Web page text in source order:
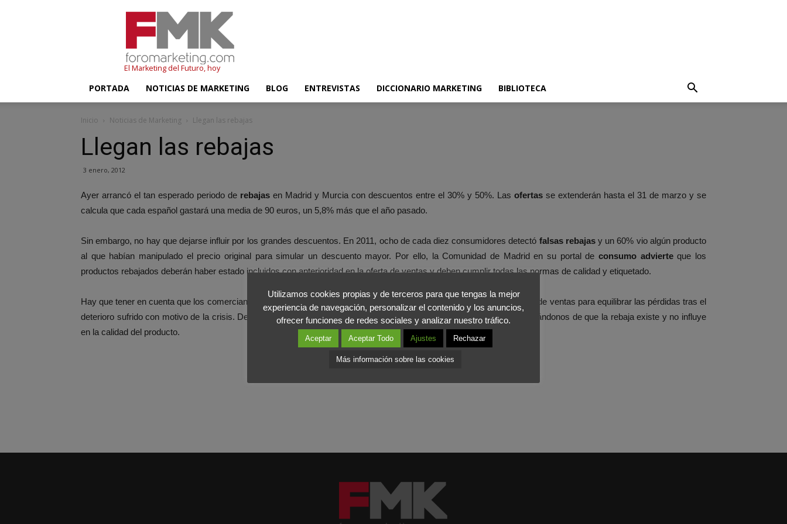
El Marketing del Futuro, hoy
PORTADA NOTICIAS DE MARKETING BLOG ENTREVISTAS DICCIONARIO MARKETING BIBLIOTECA
Inicio Noticias de Marketing Llegan las rebajas
Llegan las rebajas
3 enero, 2012
Ayer arrancó el tan esperado periodo de rebajas en Madrid y Murcia con descuentos entre el 30% y 50%. Las ofertas se extenderán hasta el 31 de marzo y se
calcula que cada español gastará una media de 90 euros, un 5,8% más que el año pasado.
Sin embargo, no hay que dejarse influir por los grandes descuentos. En 2011, ocho de cada diez consumidores detectó falsas rebajasy un 60% vio algún producto
al que habían manipulado el precio original para simular un descuento mayor. Por ello, la Comunidad de Madrid en su portal de consumo advierteque los
productos rebajados deberán haber estado incluidos con anterioridad en la oferta de ventas y deben cumplir todas las normas de calidad y etiquetado.
Hay que tener en cuenta que los comerciantes intentarán, a través de este periodo de rebajas, incrementar su volumen de ventas para equilibrar las pérdidas tras el
deterioro sufrido con motivo de la crisis. Desde
Foromarketingaconsejamos observar y comparar los precios asegurándonos de que la rebaja existe y no influye
en la calidad del producto.
Utilizamos cookies propias y de terceros para que tengas la mejor
experiencia de navegación, personalizar el contenido y los anuncios,
ofrecer funciones de redes sociales y analizar nuestro tráfico.
Aceptar Aceptar Todo Ajustes Rechazar
Más información sobre las cookies